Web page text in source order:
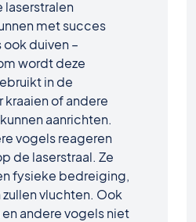
laserstralen
met succes
ook duiven –
wordt deze
in de
kraaien of andere
aanrichten.
vogels reageren
de laserstraal. Ze
fysieke bedreiging,
vluchten. Ook
andere vogels niet